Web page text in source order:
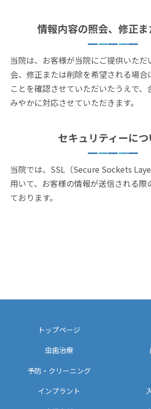
情報内容の照会、修正
当院は、お客様が当院にご提供いただ
会、修正または削除を希望される場合
ことを確認させていただいたうえで、
みやかに対応させていただきます。
セキュリティーにつ
当院では、SSL（Secure Sockets
用いて、お客様の情報が送信される際
ております。
トップページ
虫歯治療
予防・クリーニング
インプラント